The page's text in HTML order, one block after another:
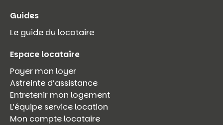
Guides
Le guide du locataire
Espace locataire
Payer mon loyer
Astreinte d’assistance
Entretenir mon logement
L’équipe service location
Mon compte locataire